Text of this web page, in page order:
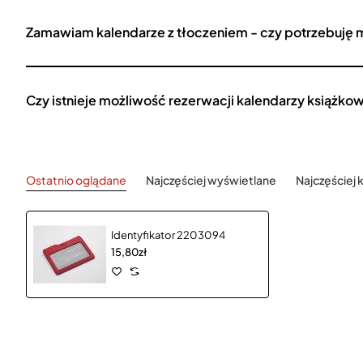
Zamawiam kalendarze z tłoczeniem - czy potrzebuję
Czy istnieje możliwość rezerwacji kalendarzy
Ostatnio oglądane Najczęściej wyświetlane Najczęściej
Identyfikator 2203094
15,80zł